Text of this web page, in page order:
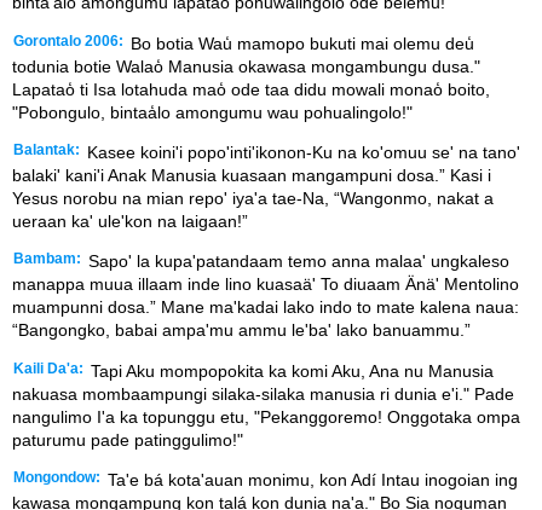
Gorontalo 2006:
Bo botia Wau̒ mamopo bukuti mai olemu deu̒
todunia botie Walao̒ Manusia okawasa mongambungu dusa."
Lapatao̒ ti Isa lotahuda mao̒ ode taa didu mowali monao̒ boito,
"Pobongulo, bintaa̒lo amongumu wau pohualingolo!"
Balantak:
Kasee koini'i popo'inti'ikonon-Ku na ko'omuu se' na tano'
balaki' kani'i Anak Manusia kuasaan mangampuni dosa.” Kasi i
Yesus norobu na mian repo' iya'a tae-Na, “Wangonmo, nakat a
ueraan ka' ule'kon na laigaan!”
Bambam: Sapo' la kupa'patandaam temo anna malaa' ungkaleso
manappa muua illaam inde lino kuasaä' To diuaam Änä' Mentolino
muampunni dosa.” Mane ma'kadai lako indo to mate kalena naua:
“Bangongko, babai ampa'mu ammu le'ba' lako banuammu.”
Kaili Da'a: Tapi Aku mompopokita ka komi Aku, Ana nu Manusia
nakuasa mombaampungi silaka-silaka manusia ri dunia e'i." Pade
nangulimo I'a ka topunggu etu, "Pekanggoremo! Onggotaka ompa
paturumu pade patinggulimo!"
Mongondow: Ta'e bá kota'auan monimu, kon Adí Intau inogoian ing
kawasa mongampung kon taḷá kon dunia na'a." Bo Sia noguman